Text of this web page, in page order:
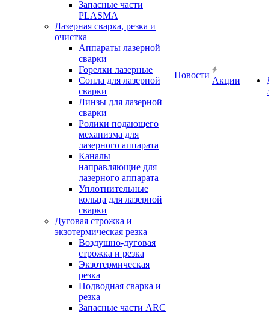
Запасные части
PLASMA
Лазерная сварка, резка и
очистка
Аппараты лазерной
сварки
Горелки лазерные
Сопла для лазерной
сварки
Линзы для лазерной
сварки
Ролики подающего
механизма для
лазерного аппарата
Каналы
направляющие для
лазерного аппарата
Уплотнительные
кольца для лазерной
сварки
Дуговая строжка и
экзотермическая резка
Воздушно-дуговая
строжка и резка
Экзотермическая
резка
Подводная сварка и
резка
Запасные части ARC
Новости
Акции